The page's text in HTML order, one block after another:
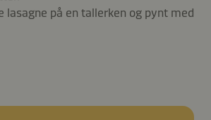
lasagne på en tallerken og pynt med